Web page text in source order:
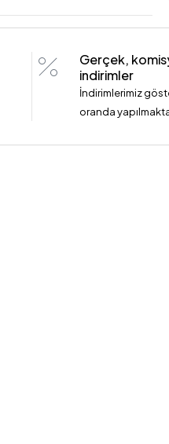
Gerçek,
indirimler
İndirimlerimiz
oranda